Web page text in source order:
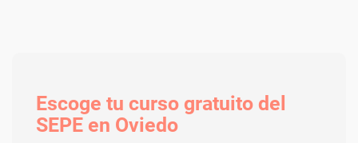
Escoge tu curso gratuito del
SEPE en Oviedo